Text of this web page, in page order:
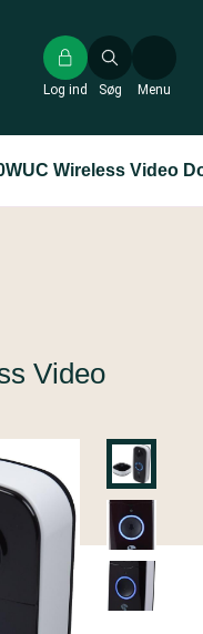
Søg
Log ind Menu
Wireless Video
Video